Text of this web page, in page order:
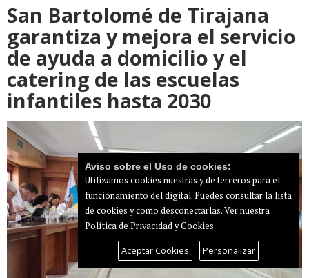
San Bartolomé de Tirajana
garantiza y mejora el servicio
de ayuda a domicilio y el
catering de las escuelas
infantiles hasta 2030
Aviso sobre el Uso de cookies:
Utilizamos cookies nuestras y de terceros para el
funcionamiento del digital. Puedes consultar la lista
de cookies y como desconectarlas.Ver nuestra
Política de Privacidad y Cookies
Aceptar Cookies Personalizar